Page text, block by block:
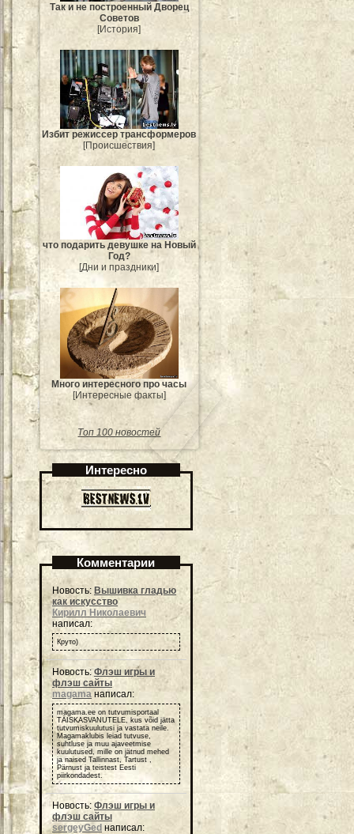
Так и не построенный Дворец
Советов
[История]
Избит режиссер трансформеров
[Происшествия]
что подарить девушке на Новый
Год?
[Дни и праздники]
Много интересного про часы
[Интересные факты]
Топ 100 новостей
Интересно
Комментарии
Новость: Вышивка гладью
как искусство
Кирилл Николаевич
написал:
Круто)
Новость:Флэш игры и
флэш сайты
magama написал:
magama.ee on tutvumisportaal
TÄISKASVANUTELE, kus võid jätta
tutvumiskuulutusi ja vastata neile.
Magamaklubis leiad tutvuse,
suhtluse ja muu ajaveetmise
kuulutused, mille on jätnud mehed
ja naised Tallinnast, Tartust ,
Pärnust ja teistest Eesti
piirkondadest.
Новость: Флэш игры и
флэш сайты
sergeyGed написал: